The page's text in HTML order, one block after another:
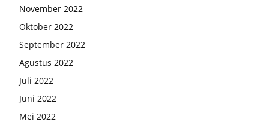
November 2022
Oktober 2022
September 2022
Agustus 2022
Juli 2022
Juni 2022
Mei 2022